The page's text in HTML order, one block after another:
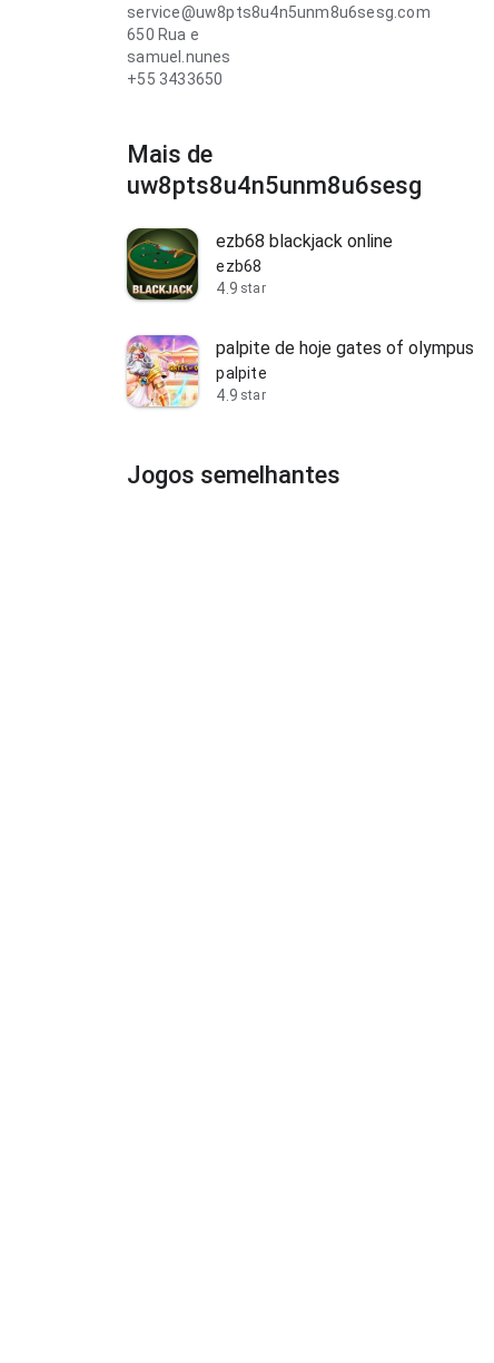
service@uw8pts8u4n5unm8u6sesg.com
650 Rua e
samuel.nunes
+55 3433650
Mais de
uw8pts8u4n5unm8u6sesg
ezb68 blackjack online
ezb68
4.9 star
palpite de hoje gates of olympus
palpite
4.9 star
Jogos semelhantes